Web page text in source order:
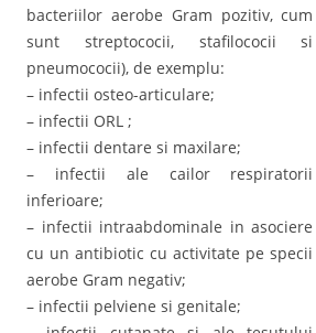
bacteriilor aerobe Gram pozitiv, cum
sunt streptococii, stafilococii si
pneumococii), de exemplu:
– infectii osteo-articulare;
– infectii ORL ;
– infectii dentare si maxilare;
– infectii ale cailor respiratorii
inferioare;
– infectii intraabdominale in asociere
cu un antibiotic cu activitate pe specii
aerobe Gram negativ;
– infectii pelviene si genitale;